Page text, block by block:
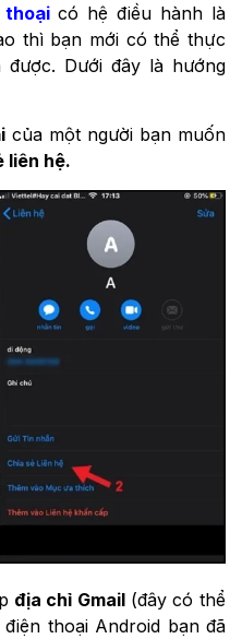
thoạicó hệ điều hành là
thì bạn mới có thể thực
Dưới đây là hướng
của một người bạn muốn
liên hệ.
địa chỉ Gmail (đây có thể
thoại Android bạn đã